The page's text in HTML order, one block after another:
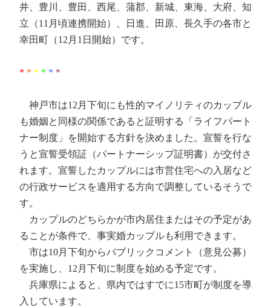
井、豊川、豊田、西尾、蒲郡、新城、東海、大府、知
立（11月頃連携開始）、日進、田原、長久手の各市と
幸田町（12月1日開始）です。
* * * * * *
神戸市は12月下旬にも性的マイノリティのカップル
も婚姻と同様の関係であると証明する「ライフパート
ナー制度」を開始する方針を決めました。宣誓を行な
うと宣誓受領証（パートナーシップ証明書）が交付さ
れます。宣誓したカップルには市営住宅への入居など
の行政サービスを適用する方向で調整しているそうで
す。
カップルのどちらかが市内居住またはその予定があ
ることが条件で、事実婚カップルも利用できます。
市は10月下旬からパブリックコメント（意見公募）
を実施し、12月下旬に制度を始める予定です。
兵庫県によると、県内ではすでに15市町が制度を導
入しています。